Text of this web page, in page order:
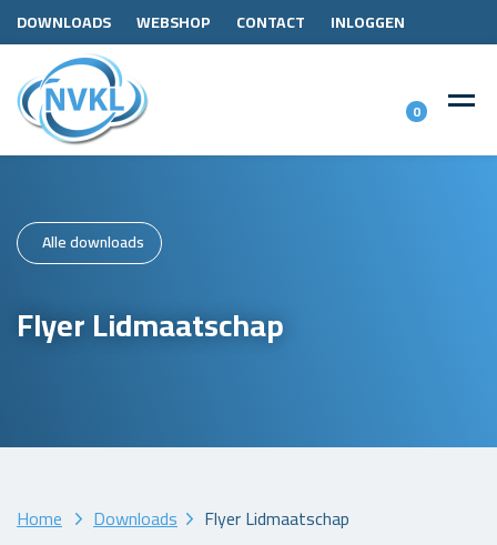
DOWNLOADS WEBSHOP CONTACT INLOGGEN
0
Alle downloads
Flyer Lidmaatschap
Home Downloads Flyer Lidmaatschap